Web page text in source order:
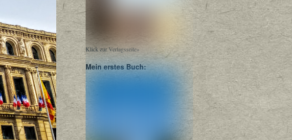
Klick zur Verlagsseite»
Mein erstes Buch: